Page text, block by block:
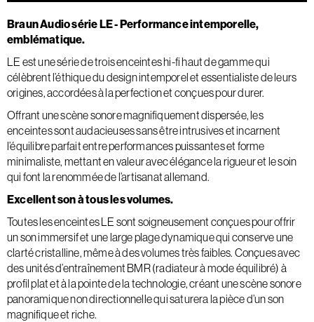
Braun Audio série LE - Performance intemporelle,
emblématique.
LE est une série de trois enceintes hi-fi haut de gamme qui
célèbrent l’éthique du design intemporel et essentialiste de leurs
origines, accordées à la perfection et conçues pour durer.
Offrant une scène sonore magnifiquement dispersée, les
enceintes sont audacieuses sans être intrusives et incarnent
l’équilibre parfait entre performances puissantes et forme
minimaliste, mettant en valeur avec élégance la rigueur et le soin
qui font la renommée de l’artisanat allemand.
Excellent son à tous les volumes.
Toutes les enceintes LE sont soigneusement conçues pour offrir
un son immersif et une large plage dynamique qui conserve une
clarté cristalline, même à des volumes très faibles. Conçues avec
des unités d’entraînement BMR (radiateur à mode équilibré) à
profil plat et à la pointe de la technologie, créant une scène sonore
panoramique non directionnelle qui saturera la pièce d’un son
magnifique et riche.